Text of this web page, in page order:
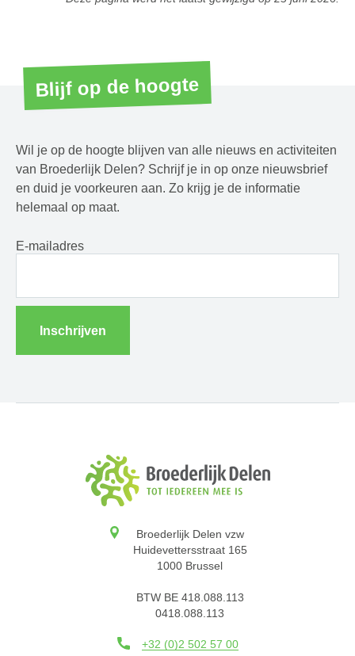
Blijf op de hoogte
Wil je op de hoogte blijven van alle nieuws en activiteiten
van Broederlijk Delen? Schrijf je in op onze nieuwsbrief
en duid je voorkeuren aan. Zo krijg je de informatie
helemaal op maat.
E-mailadres
Inschrijven
Broederlijk Delen vzw
Huidevettersstraat 165
1000 Brussel
BTW BE 418.088.113
0418.088.113
+32 (0)2 502 57 00